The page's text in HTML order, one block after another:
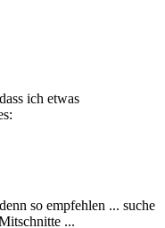
ich etwas
so empfehlen ... suche
...